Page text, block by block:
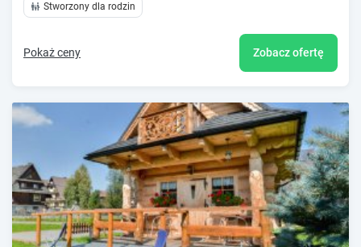
Stworzony dla rodzin
Pokaż ceny Zobacz ofertę